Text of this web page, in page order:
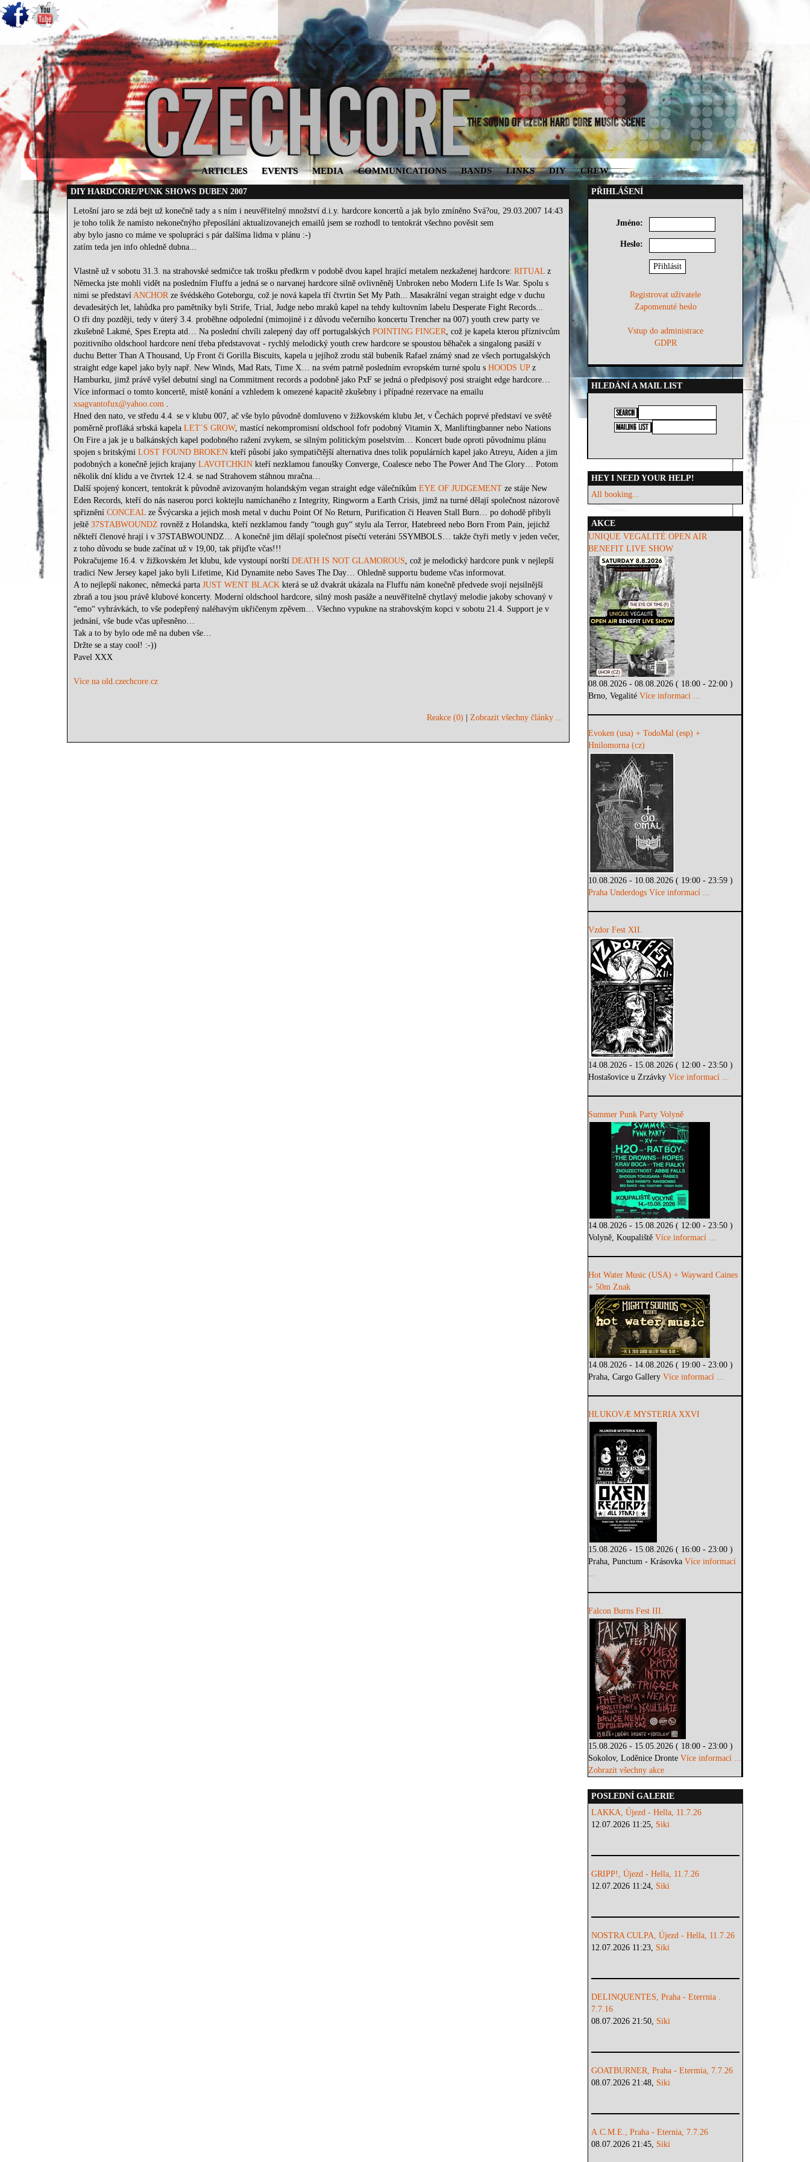
ARTICLES EVENTS MEDIA COMMUNICATIONS BANDS LINKS DIY CREW
DIY HARDCORE/PUNK SHOWS DUBEN 2007
29.03.2007 14:43
Letošní jaro se zdá bejt už konečně tady a s ním i neuvěřitelný množství d.i.y. hardcore koncertů a jak bylo zmíněno Svá?ou,
je toho tolik že namísto nekonečnýho přeposílání aktualizovanejch emailů jsem se rozhodl to tentokrát všechno pověsit sem
aby bylo jasno co máme ve spolupráci s pár dalšíma lidma v plánu :-)
zatím teda jen info ohledně dubna...
Vlastně už v sobotu 31.3. na strahovské sedmičce tak trošku předkrm v podobě dvou kapel hrající metalem nezkaženej hardcore: RITUALz
Německa jste mohli vidět na posledním Fluffu a jedná se o narvanej hardcore silně ovlivněněj Unbroken nebo Modern Life Is War. Spolu s
nimi se představí ANCHORze švédského Goteborgu, což je nová kapela tří čtvrtin Set My Path... Masakrální vegan straight edge v duchu
devadesátých let, lahůdka pro pamětníky byli Strife, Trial, Judge nebo mraků kapel na tehdy kultovním labelu Desperate Fight Records...
O tři dny později, tedy v úterý 3.4. proběhne odpolední (mimojiné i z důvodu večerního koncertu Trencher na 007) youth crew party ve
zkušebně Lakmé, Spes Erepta atd… Na poslední chvíli zalepený day off portugalských POINTING FINGER, což je kapela kterou příznivcům
pozitivního oldschool hardcore není třeba představovat - rychlý melodický youth crew hardcore se spoustou běhaček a singalong pasáží v
duchu Better Than A Thousand, Up Front či Gorilla Biscuits, kapela u jejíhož zrodu stál bubeník Rafael známý snad ze všech portugalských
straight edge kapel jako byly např. New Winds, Mad Rats, Time X… na svém patrně posledním evropském turné spolu s HOODS UPz
Hamburku, jimž právě vyšel debutní singl na Commitment records a podobně jako PxF se jedná o předpisový posi straight edge hardcore…
Více informací o tomto koncertě, místě konání a vzhledem k omezené kapacitě zkušebny i případné rezervace na emailu
xsagvantofux@yahoo.com.
Hned den nato, ve středu 4.4. se v klubu 007, ač vše bylo původně domluveno v žižkovském klubu Jet, v Čechách poprvé představí ve světě
poměrně profláká srbská kapela LET´S GROW, mastící nekompromisní oldschool fofr podobný Vitamin X, Manliftingbanner nebo Nations
On Fire a jak je u balkánských kapel podobného ražení zvykem, se silným politickým poselstvím… Koncert bude oproti původnímu plánu
spojen s britskými LOST FOUND BROKENkteří působí jako sympatičtější alternativa dnes tolik populárních kapel jako Atreyu, Aiden a jim
podobných a konečně jejich krajany LAVOTCHKINkteří nezklamou fanoušky Converge, Coalesce nebo The Power And The Glory… Potom
několik dní klidu a ve čtvrtek 12.4. se nad Strahovem stáhnou mračna…
Další spojený koncert, tentokrát k původně avizovaným holandským vegan straight edge válečníkům EYE OF JUDGEMENTze stáje New
Eden Records, kteří do nás naserou porci koktejlu namíchaného z Integrity, Ringworm a Earth Crisis, jimž na turné dělají společnost názorově
spřiznění CONCEALze Švýcarska a jejich mosh metal v duchu Point Of No Return, Purification či Heaven Stall Burn… po dohodě přibyli
ještě 37STABWOUNDZ rovněž z Holandska, kteří nezklamou fandy “tough guy“ stylu ala Terror, Hatebreed nebo Born From Pain, jejichž
někteří členové hrají i v 37STABWOUNDZ… A konečně jim dělají společnost písečtí veteráni 5SYMBOLS… takže čtyři metly v jeden večer,
z toho důvodu se bude začínat už v 19,00, tak přijďte včas!!!
Pokračujeme 16.4. v žižkovském Jet klubu, kde vystoupí norští DEATH IS NOT GLAMOROUS, což je melodický hardcore punk v nejlepší
tradici New Jersey kapel jako byli Lifetime, Kid Dynamite nebo Saves The Day… Ohledně supportu budeme včas informovat.
A to nejlepší nakonec, německá parta JUST WENT BLACKkterá se už dvakrát ukázala na Fluffu nám konečně předvede svojí nejsilnější
zbraň a tou jsou právě klubové koncerty. Moderní oldschool hardcore, silný mosh pasáže a neuvěřitelně chytlavý melodie jakoby schovaný v
“emo“ vyhrávkách, to vše podepřený naléhavým ukřičenym zpěvem… Všechno vypukne na strahovským kopci v sobotu 21.4. Support je v
jednání, vše bude včas upřesněno…
Tak a to by bylo ode mě na duben vše…
Držte se a stay cool! :-))
Pavel XXX
Více na old.czechcore.cz
Reakce (0) Zobrazit všechny články ...
PŘIHLÁŠENÍ
Jméno:
Heslo:
Registrovat uživatele
Zapomenuté heslo
Vstup do administrace
GDPR
HLEDÁNÍ A MAIL LIST
HEY I NEED YOUR HELP!
All booking...
AKCE
UNIQUE VEGALITÉ OPEN AIR
BENEFIT LIVE SHOW
08.08.2026 - 08.08.2026 ( 18:00 - 22:00 )
Brno, VegalitéVíce informací ...
Evoken (usa) + TodoMal (esp) +
Hnilomorna (cz)
10.08.2026 - 10.08.2026 ( 19:00 - 23:59 )
Praha Underdogs Více informací ...
Vzdor Fest XII.
14.08.2026 - 15.08.2026 ( 12:00 - 23:50 )
Hostašovice u ZrzávkyVíce informací ...
Summer Punk Party Volyně
14.08.2026 - 15.08.2026 ( 12:00 - 23:50 )
Volyně, KoupalištěVíce informací ...
Hot Water Music (USA) + Wayward Caines
+ 50m Znak
14.08.2026 - 14.08.2026 ( 19:00 - 23:00 )
Praha, Cargo GalleryVíce informací ...
HLUKOVÆ MYSTERIA XXVI
15.08.2026 - 15.08.2026 ( 16:00 - 23:00 )
Praha, Punctum - KrásovkaVíce informací
...
Falcon Burns Fest III.
15.08.2026 - 15.05.2026 ( 18:00 - 23:00 )
Sokolov, Loděnice DronteVíce informací ...
Zobrazit všechny akce
POSLEDNÍ GALERIE
LAKKA, Újezd - Hella, 11.7.26
12.07.2026 11:25, Siki
GRIPP!, Újezd - Hella, 11.7.26
12.07.2026 11:24, Siki
NOSTRA CULPA, Újezd - Hella, 11.7.26
12.07.2026 11:23, Siki
DELINQUENTES, Praha - Eterrnia .
7.7.16
08.07.2026 21:50, Siki
GOATBURNER, Praha - Etermia, 7.7.26
08.07.2026 21:48, Siki
A.C.M.E., Praha - Eternia, 7.7.26
08.07.2026 21:45, Siki